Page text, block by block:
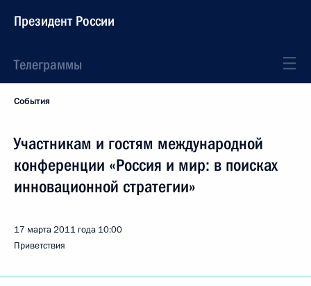
Президент России
Телеграммы
События
Участникам и гостям международной
конференции «Россия и мир: в поисках
инновационной стратегии»
17 марта 2011 года 10:00
Приветствия